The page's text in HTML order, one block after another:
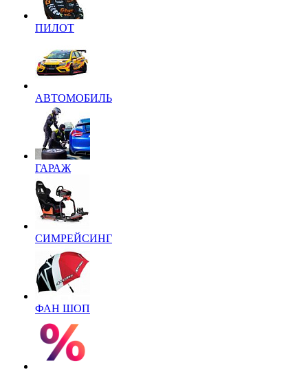
ПИЛОТ
АВТОМОБИЛЬ
ГАРАЖ
СИМРЕЙСИНГ
ФАН ШОП